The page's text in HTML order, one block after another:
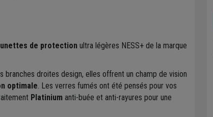
de protection ultra légères NESS+ de la marque
branches droites design, elles offrent un champ de vision
optimale. Les verres fumés ont été pensés pour vos
Platinium anti-buée et anti-rayures pour une